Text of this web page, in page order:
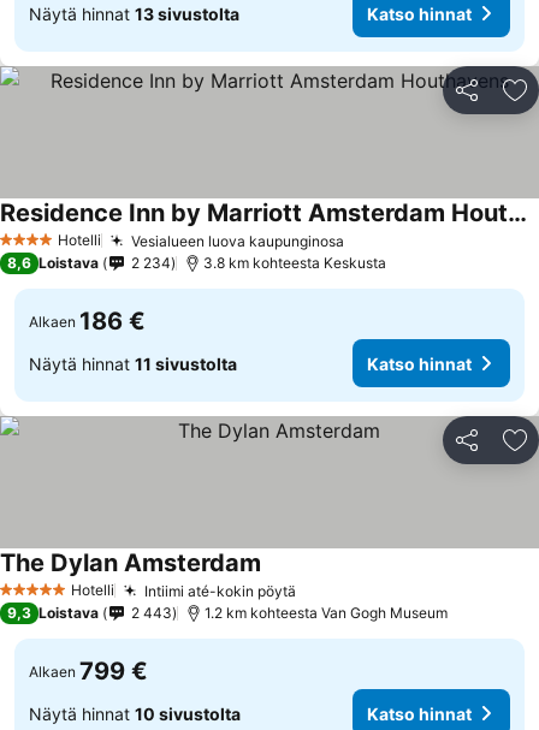
Näytä hinnat 13 sivustolta Katso hinnat
Jaa
4 Tähtiluokitus
Hotelli Vesialueen luova kaupunginosa
Residence Inn by Marriott Amsterdam Houthavens
8,6 Loistava 2 234 3.8 km kohteesta Keskusta
Alkaen 186 €
Näytä hinnat 11 sivustolta Katso hinnat
Jaa
5 Tähtiluokitus
Hotelli Intiimi até-kokin pöytä
The Dylan Amsterdam
9,3 Loistava 2 443 1.2 km kohteesta Van Gogh Museum
Alkaen 799 €
Näytä hinnat 10 sivustolta Katso hinnat